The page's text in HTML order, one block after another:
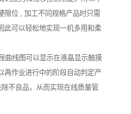
限位 , 加工不同规格产品时只需
此可以轻松地实现一机多用和柔
曲线图可以显示在液晶显示触摸
再作业进行中的阶段自动判定产
不良品，从而实现在线质量管